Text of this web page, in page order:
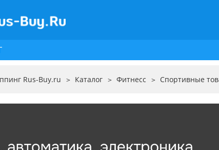
Rus-Buy.ru Каталог Фитнесс Спортивные